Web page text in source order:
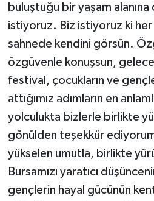
buluştuğu bir yaşam
istiyoruz. Biz istiyoruz ki
sahnede kendini görsün.
özgüvenle konuşsun,
festival, çocukların ve
attığımız adımların en
yolculukta bizlerle birlikte
gönülden teşekkür
yükselen umutla, birlikte
Bursamızı yaratıcı
gençlerin hayal gücünün